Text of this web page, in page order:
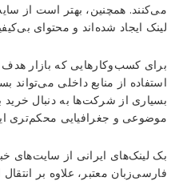
می‌کنند. همچنین، بهتر است از
لینک ایجاد شده‌اند و محتوای
برای کسب‌وکارهایی که بازار
استفاده از منابع داخلی می‌تواند
بسیاری از شرکت‌ها به دنبال خرید
موضوعی و جغرافیایی محکم‌تری
بک لینک‌های ایرانی از سایت‌های
فارسی‌زبان معتبر، علاوه بر